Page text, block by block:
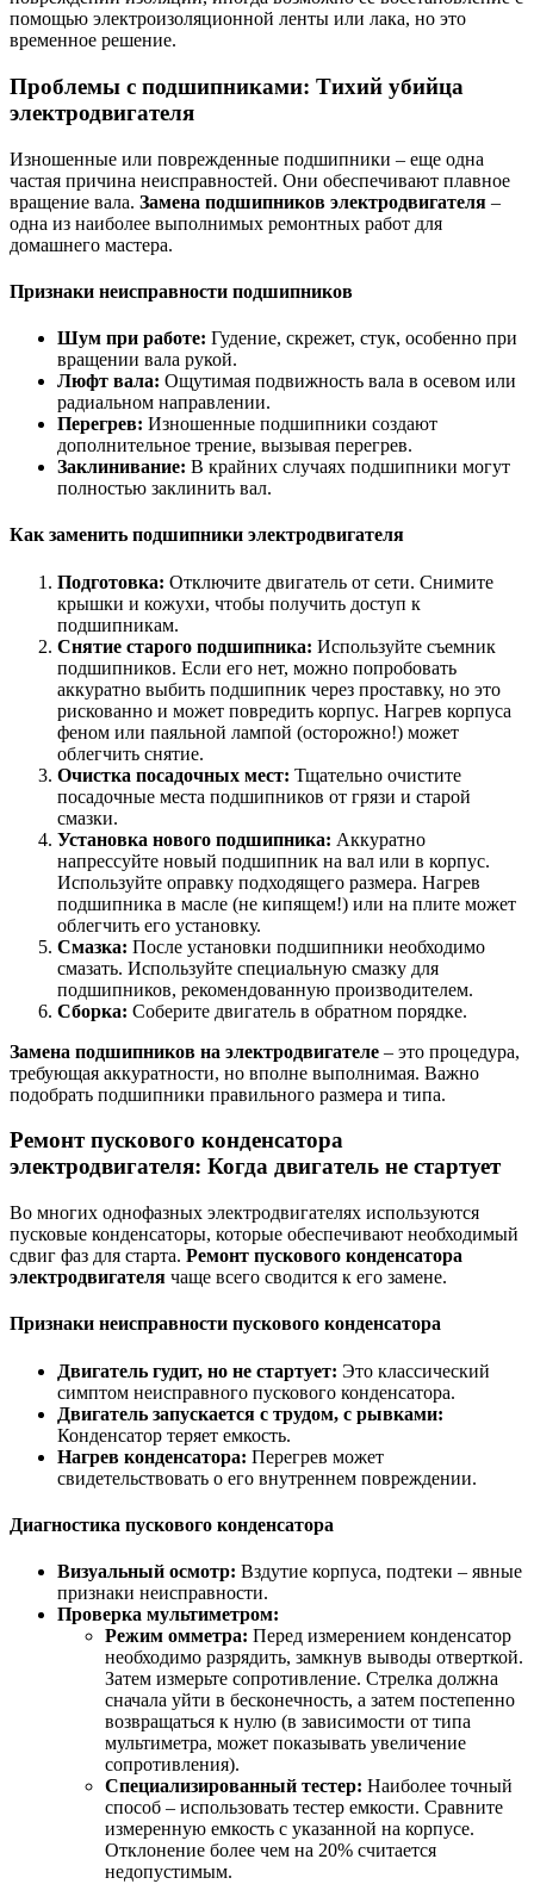
помощью электроизоляционной ленты или лака, но это
временное решение.
Проблемы с подшипниками: Тихий убийца
электродвигателя
Изношенные или поврежденные подшипники – еще одна
частая причина неисправностей. Они обеспечивают плавное
вращение вала. Замена подшипников электродвигателя –
одна из наиболее выполнимых ремонтных работ для
домашнего мастера.
Признаки неисправности подшипников
Шум при работе: Гудение, скрежет, стук, особенно при
вращении вала рукой.
Люфт вала: Ощутимая подвижность вала в осевом или
радиальном направлении.
Перегрев: Изношенные подшипники создают
дополнительное трение, вызывая перегрев.
Заклинивание: В крайних случаях подшипники могут
полностью заклинить вал.
Как заменить подшипники электродвигателя
Подготовка: Отключите двигатель от сети. Снимите
крышки и кожухи, чтобы получить доступ к
подшипникам.
Снятие старого подшипника: Используйте съемник
подшипников. Если его нет, можно попробовать
аккуратно выбить подшипник через проставку, но это
рискованно и может повредить корпус. Нагрев корпуса
феном или паяльной лампой (осторожно!) может
облегчить снятие.
Очистка посадочных мест: Тщательно очистите
посадочные места подшипников от грязи и старой
смазки.
Установка нового подшипника: Аккуратно
напрессуйте новый подшипник на вал или в корпус.
Используйте оправку подходящего размера. Нагрев
подшипника в масле (не кипящем!) или на плите может
облегчить его установку.
Смазка: После установки подшипники необходимо
смазать. Используйте специальную смазку для
подшипников, рекомендованную производителем.
Сборка: Соберите двигатель в обратном порядке.
Замена подшипников на электродвигателе – это процедура,
требующая аккуратности, но вполне выполнимая. Важно
подобрать подшипники правильного размера и типа.
Ремонт пускового конденсатора
электродвигателя: Когда двигатель не стартует
Во многих однофазных электродвигателях используются
пусковые конденсаторы, которые обеспечивают необходимый
сдвиг фаз для старта. Ремонт пускового конденсатора
электродвигателя чаще всего сводится к его замене.
Признаки неисправности пускового конденсатора
Двигатель гудит, но не стартует: Это классический
симптом неисправного пускового конденсатора.
Двигатель запускается с трудом, с рывками:
Конденсатор теряет емкость.
Нагрев конденсатора: Перегрев может
свидетельствовать о его внутреннем повреждении.
Диагностика пускового конденсатора
Визуальный осмотр: Вздутие корпуса, подтеки – явные
признаки неисправности.
Проверка мультиметром:
Режим омметра: Перед измерением конденсатор
необходимо разрядить, замкнув выводы отверткой.
Затем измерьте сопротивление. Стрелка должна
сначала уйти в бесконечность, а затем постепенно
возвращаться к нулю (в зависимости от типа
мультиметра, может показывать увеличение
сопротивления).
Специализированный тестер: Наиболее точный
способ – использовать тестер емкости. Сравните
измеренную емкость с указанной на корпусе.
Отклонение более чем на 20% считается
недопустимым.